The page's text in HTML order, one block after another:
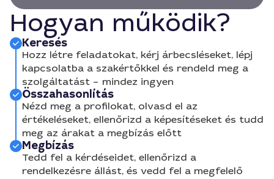
Hogyan működik?
Keresés
Hozz létre feladatokat, kérj árbecsléseket, lépj
kapcsolatba a szakértőkkel és rendeld meg a
szolgáltatást – mindez ingyen
Összahasonlítás
Nézd meg a profilokat, olvasd el az
értékeléseket, ellenőrizd a képesítéseket és tudd
meg az árakat a megbízás előtt
Megbízás
Tedd fel a kérdéseidet, ellenőrizd a
rendelkezésre állást, és vedd fel a megfelelő